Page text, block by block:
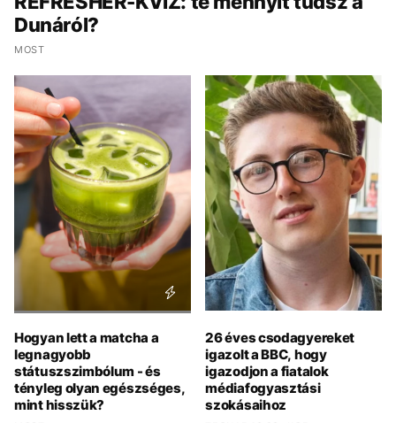
Dunáról?
MOST
Hogyan lett a matcha a
legnagyobb
státuszszimbólum - és
tényleg olyan egészséges,
mint hisszük?
26 éves csodagyereket
igazolt a BBC, hogy
igazodjon a fiatalok
médiafogyasztási
szokásaihoz